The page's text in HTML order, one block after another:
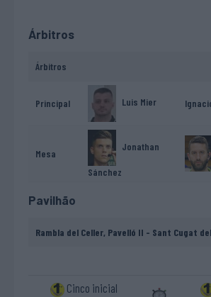
Árbitros
Árbitros
Principal Luis Mier
Mesa
Jonathan
Sánchez
Pavilhão
Rambla del Celler, Pavelló II - Sant Cugat
Cinco inicial